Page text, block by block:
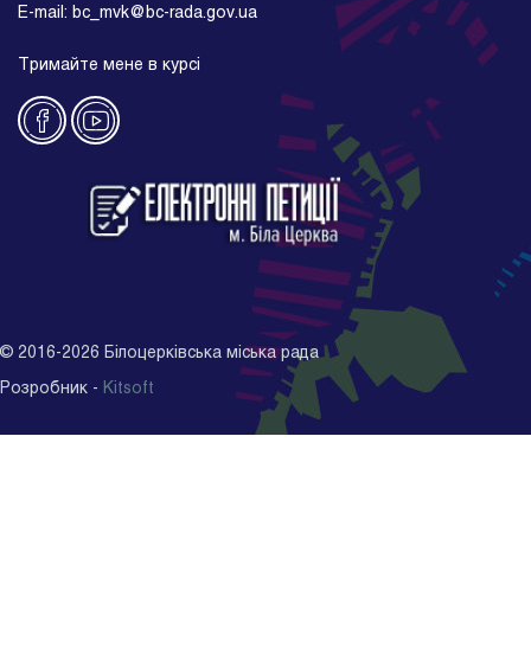
E-mail: bc_mvk@bc-rada.gov.ua
Тримайте мене в курсі
© 2016-2026 Білоцерківська міська рада
Розробник - Kitsoft